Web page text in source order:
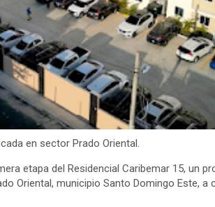
en sector Prado Oriental.
etapa del Residencial Caribemar 15, un
Oriental, municipio Santo Domingo Este, a